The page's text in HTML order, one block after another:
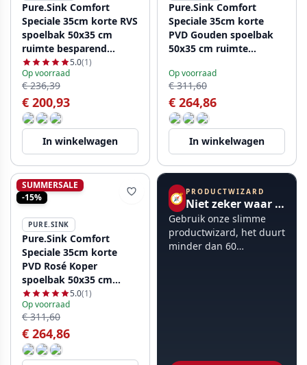
Pure.Sink Comfort
Speciale 35cm korte RVS
spoelbak 50x35 cm
ruimte besparend
PCM5035-02
5.0(1)
Op voorraad
€ 236,39
€ 200,93
In winkelwagen
Pure.Sink Comfort
Speciale 35cm korte
PVD Gouden spoelbak
50x35 cm ruimte
Op voorraad
€ 311,60
€ 264,86
In winkelwagen
SUMMERSALE
-15%
PURE.SINK
Pure.Sink Comfort
Speciale 35cm korte
PVD Rosé Koper
spoelbak 50x35 cm
ruimte besparend
PCM5035-62
5.0(1)
Op voorraad
€ 311,60
€ 264,86
🧭 PRODUCTWIZARD
Niet zeker waar te beginnen?
Gebruik onze slimme
productwizard, het duurt
minder dan 60